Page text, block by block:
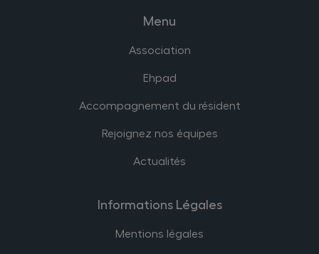
Menu
Association
Ehpad
Accompagnement du résident
Rejoignez nos équipes
Actualités
Informations Légales
Mentions légales